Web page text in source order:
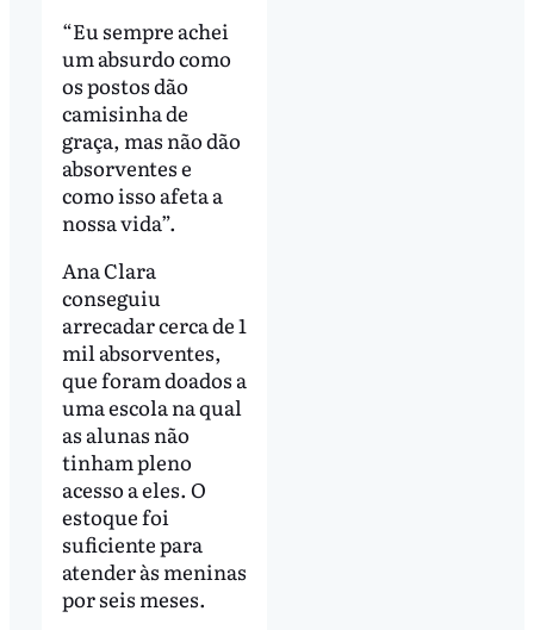
“Eu sempre achei
um absurdo como
os postos dão
camisinha de
graça, mas não dão
absorventes e
como isso afeta a
nossa vida”.
Ana Clara
conseguiu
arrecadar cerca de 1
mil absorventes,
que foram doados a
uma escola na qual
as alunas não
tinham pleno
acesso a eles. O
estoque foi
suficiente para
atender às meninas
por seis meses.